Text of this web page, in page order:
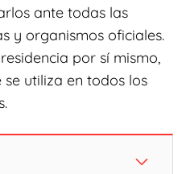
ante todas las
y organismos oficiales.
por sí mismo,
utiliza en todos los